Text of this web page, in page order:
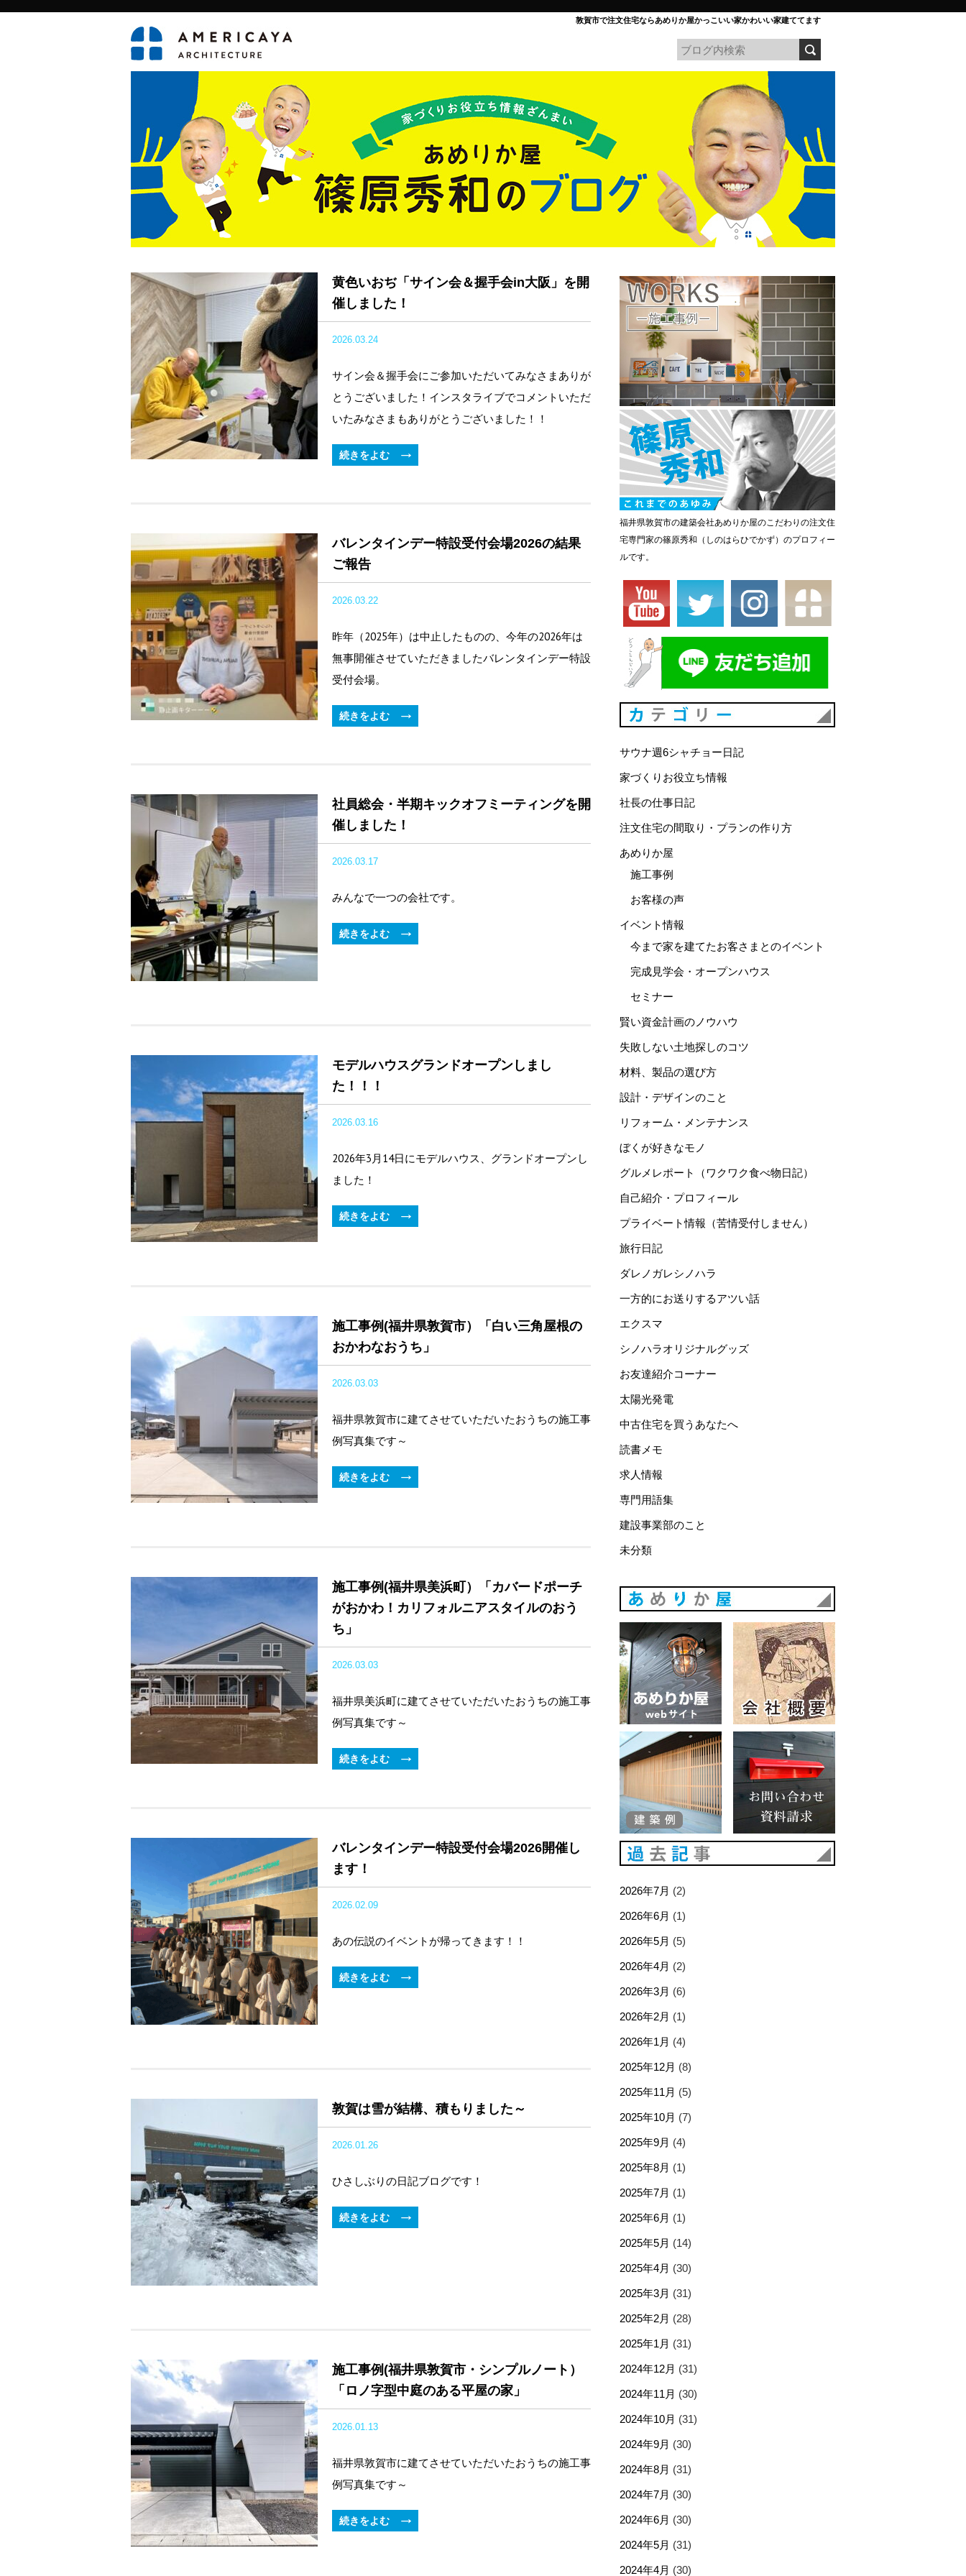
敦賀市で注文住宅ならあめりか屋かっこいい家かわいい家建ててます
黄色いおぢ「サイン会＆握手会in大阪」を開
催しました！
2026.03.24
サイン会＆握手会にご参加いただいてみなさまありが
とうございました！インスタライブでコメントいただ
いたみなさまもありがとうございました！！
続きをよむ
バレンタインデー特設受付会場2026の結果
ご報告
2026.03.22
昨年（2025年）は中止したものの、今年の2026年は
無事開催させていただきましたバレンタインデー特設
受付会場。
続きをよむ
社員総会・半期キックオフミーティングを開
催しました！
2026.03.17
みんなで一つの会社です。
続きをよむ
モデルハウスグランドオープンしまし
た！！！
2026.03.16
2026年3月14日にモデルハウス、グランドオープンし
ました！
続きをよむ
施工事例(福井県敦賀市）「白い三角屋根の
おかわなおうち」
2026.03.03
福井県敦賀市に建てさせていただいたおうちの施工事
例写真集です～
続きをよむ
施工事例(福井県美浜町）「カバードポーチ
がおかわ！カリフォルニアスタイルのおう
ち」
2026.03.03
福井県美浜町に建てさせていただいたおうちの施工事
例写真集です～
続きをよむ
バレンタインデー特設受付会場2026開催し
ます！
2026.02.09
あの伝説のイベントが帰ってきます！！
続きをよむ
敦賀は雪が結構、積もりました～
2026.01.26
ひさしぶりの日記ブログです！
続きをよむ
施工事例(福井県敦賀市・シンプルノート）
「ロノ字型中庭のある平屋の家」
2026.01.13
福井県敦賀市に建てさせていただいたおうちの施工事
例写真集です～
続きをよむ
福井県敦賀市の建築会社あめりか屋のこだわりの注文住
宅専門家の篠原秀和（しのはらひでかず）のプロフィー
ルです。
サウナ週6シャチョー日記
家づくりお役立ち情報
社長の仕事日記
注文住宅の間取り・プランの作り方
あめりか屋
施工事例
お客様の声
イベント情報
今まで家を建てたお客さまとのイベント
完成見学会・オープンハウス
セミナー
賢い資金計画のノウハウ
失敗しない土地探しのコツ
材料、製品の選び方
設計・デザインのこと
リフォーム・メンテナンス
ぼくが好きなモノ
グルメレポート（ワクワク食べ物日記）
自己紹介・プロフィール
プライベート情報（苦情受付しません）
旅行日記
ダレノガレシノハラ
一方的にお送りするアツい話
エクスマ
シノハラオリジナルグッズ
お友達紹介コーナー
太陽光発電
中古住宅を買うあなたへ
読書メモ
求人情報
専門用語集
建設事業部のこと
未分類
あめりか屋WEBサイト
2026年7月 (2)
2026年6月 (1)
2026年5月 (5)
2026年4月 (2)
2026年3月 (6)
2026年2月 (1)
2026年1月 (4)
2025年12月 (8)
2025年11月 (5)
2025年10月 (7)
2025年9月 (4)
2025年8月 (1)
2025年7月 (1)
2025年6月 (1)
2025年5月 (14)
2025年4月 (30)
2025年3月 (31)
2025年2月 (28)
2025年1月 (31)
2024年12月 (31)
2024年11月 (30)
2024年10月 (31)
2024年9月 (30)
2024年8月 (31)
2024年7月 (30)
2024年6月 (30)
2024年5月 (31)
2024年4月 (30)